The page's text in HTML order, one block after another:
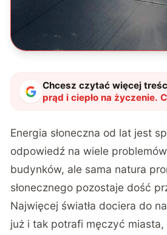
Chcesz czytać więcej
prąd i ciepło na życzenie.
fotowoltaika, o której
Energia słoneczna od lat jest
odpowiedź na wiele
budynków, ale sama natura
słonecznego pozostaje dość
Najwięcej światła dociera do
już i tak potrafi męczyć